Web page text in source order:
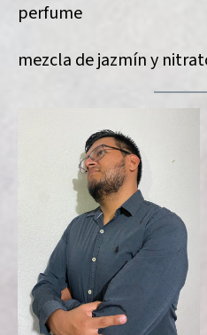
perfume
mezcla de jazmín y